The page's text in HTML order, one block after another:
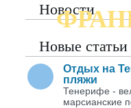
Новости
Новые статьи
Отдых на
пляжи
Тенерифе -
марсианские